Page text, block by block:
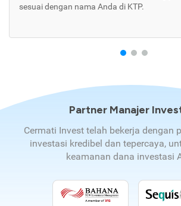
sesuai dengan nama Anda di KTP.
Partner Manajer
Cermati Invest telah bekerja dengan
investasi kredibel dan tepercaya,
keamanan dana investasi